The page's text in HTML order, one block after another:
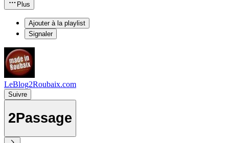
Plus
Ajouter à la playlist
Signaler
LeBlog2Roubaix.com
Suivre
2Passage